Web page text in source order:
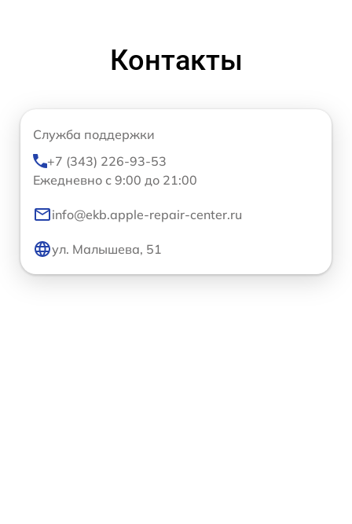
Контакты
Служба поддержки
+7 (343) 226-93-53
Ежедневно с 9:00 до 21:00
info@ekb.apple-repair-center.ru
ул. Малышева, 51